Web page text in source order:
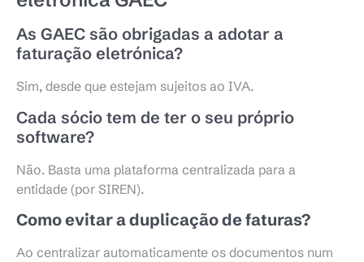
As GAEC são obrigadas a adotar a
faturação eletrónica?
Sim, desde que estejam sujeitos ao IVA.
Cada sócio tem de ter o seu próprio
software?
Não. Basta uma plataforma centralizada para a
entidade (por SIREN).
Como evitar aduplicação de faturas?
Ao centralizar automaticamente os documentos num